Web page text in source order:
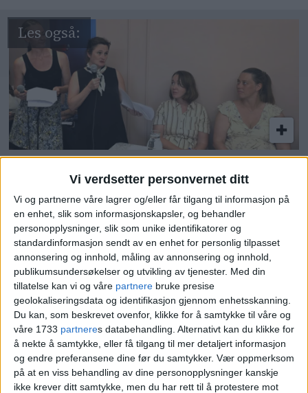
Vi verdsetter personvernet ditt
Vi og partnerne våre lagrer og/eller får tilgang til informasjon på
en enhet, slik som informasjonskapsler, og behandler
personopplysninger, slik som unike identifikatorer og
standardinformasjon sendt av en enhet for personlig tilpasset
annonsering og innhold, måling av annonsering og innhold,
publikumsundersøkelser og utvikling av tjenester. Med din
tillatelse kan vi og våre partnere bruke presise
geolokaliseringsdata og identifikasjon gjennom enhetsskanning.
Du kan, som beskrevet ovenfor, klikke for å samtykke til våre og
våre 1733 partneres databehandling. Alternativt kan du klikke for
å nekte å samtykke, eller få tilgang til mer detaljert informasjon
og endre preferansene dine før du samtykker. Vær oppmerksom
på at en viss behandling av dine personopplysninger kanskje
ikke krever ditt samtykke, men du har rett til å protestere mot
Unison marsjordre fra
folkemøte på Ensjø: – Vi
krever at barneskolen
bygges!
Innspillsmøtet handler om
skolebehovsplanen. «Vi ønsker å høre
deres vurderinger, behov og
perspektiver på hvordan vi best
planlegger for kapasitet og utvikling i